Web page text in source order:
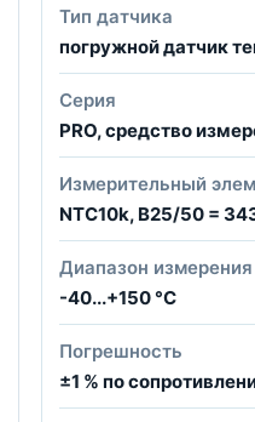
Тип датчика
погружной датчик
Серия
PRO, средство
Измерительный
NTC10k, B25/50 =
Диапазон измерения
-40...+150 °C
Погрешность
±1 % по